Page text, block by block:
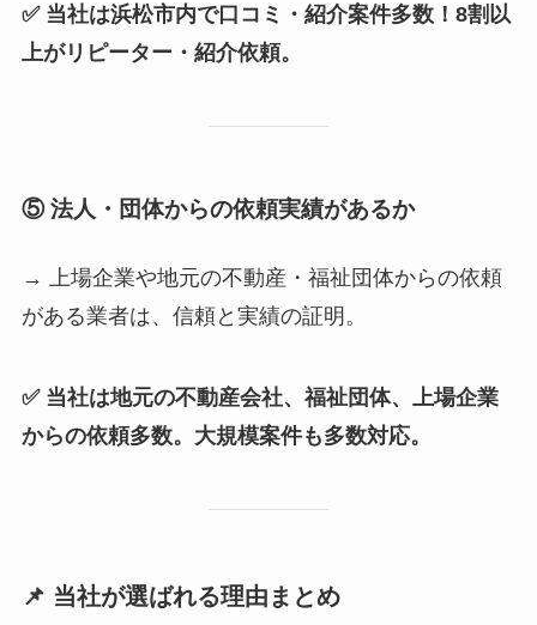
✅ 当社は浜松市内で口コミ・紹介案件多数！8割以
上がリピーター・紹介依頼。
⑤ 法人・団体からの依頼実績があるか
→ 上場企業や地元の不動産・福祉団体からの依頼
がある業者は、信頼と実績の証明。
✅ 当社は地元の不動産会社、福祉団体、上場企業
からの依頼多数。大規模案件も多数対応。
📌 当社が選ばれる理由まとめ